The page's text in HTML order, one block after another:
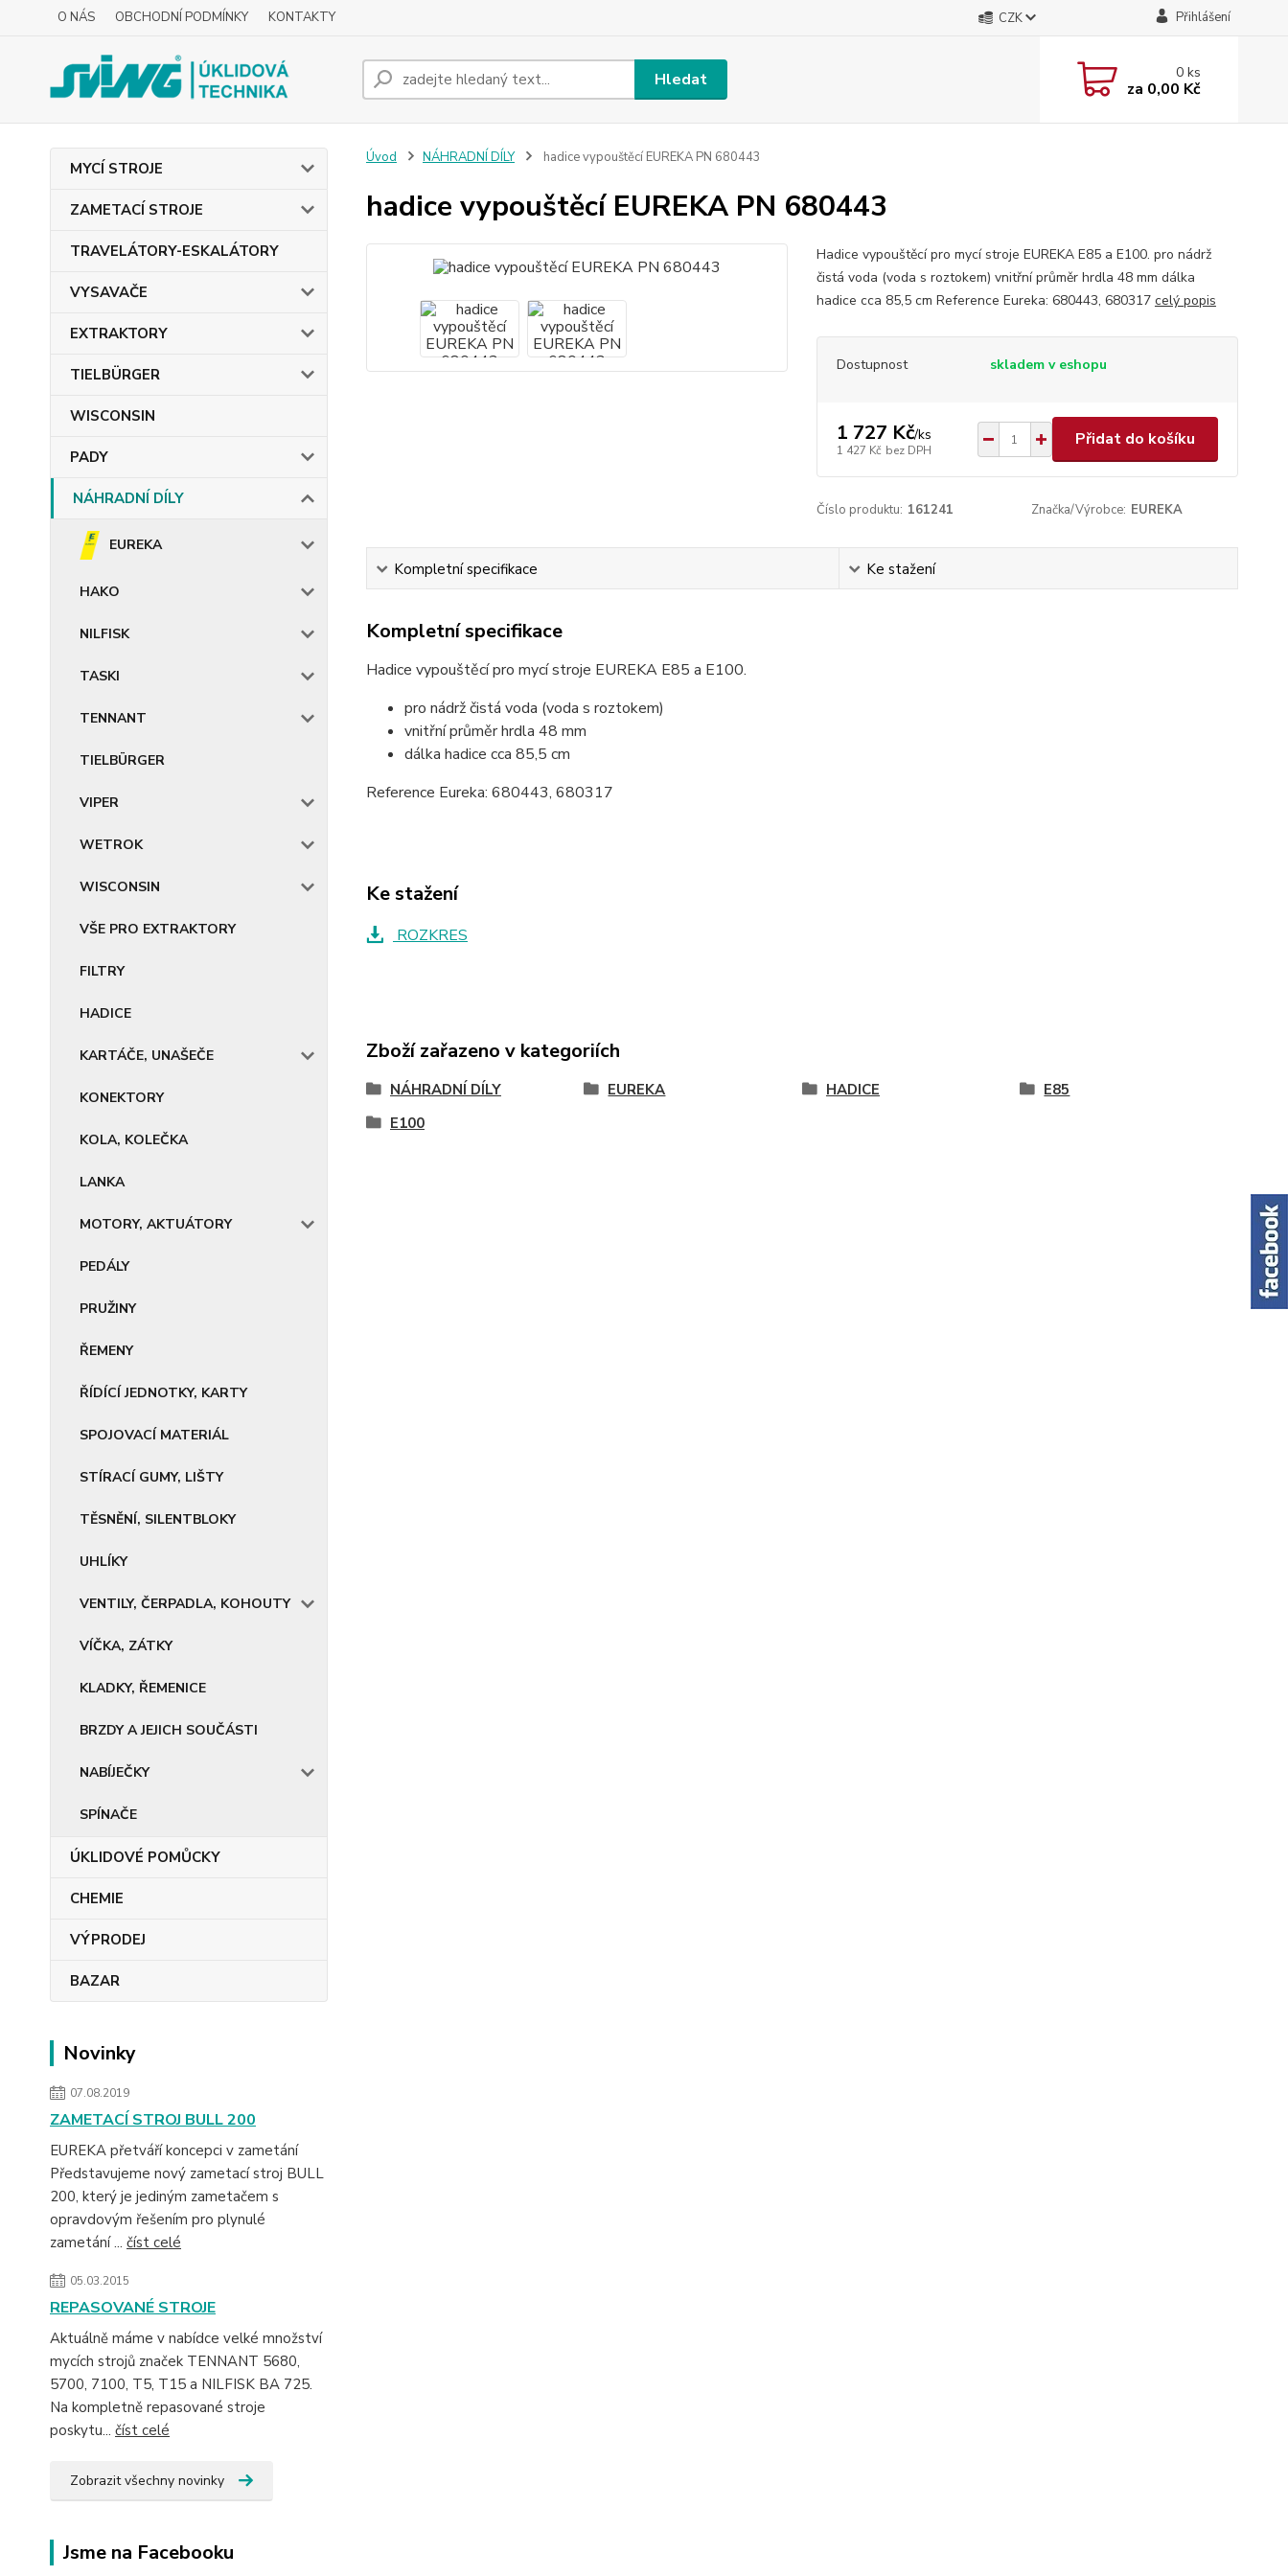
O NÁS OBCHODNÍ PODMÍNKY KONTAKTY CZK Přihlášení
Hledat 0ks
za 0,00 Kč
MYCÍ STROJE
ZAMETACÍ STROJE
TRAVELÁTORY-ESKALÁTORY
VYSAVAČE
EXTRAKTORY
TIELBÜRGER
WISCONSIN
PADY
NÁHRADNÍ DÍLY
EUREKA
HAKO
NILFISK
TASKI
TENNANT
TIELBÜRGER
VIPER
WETROK
WISCONSIN
VŠE PRO EXTRAKTORY
FILTRY
HADICE
KARTÁČE, UNAŠEČE
KONEKTORY
KOLA, KOLEČKA
LANKA
MOTORY, AKTUÁTORY
PEDÁLY
PRUŽINY
ŘEMENY
ŘÍDÍCÍ JEDNOTKY, KARTY
SPOJOVACÍ MATERIÁL
STÍRACÍ GUMY, LIŠTY
TĚSNĚNÍ, SILENTBLOKY
UHLÍKY
VENTILY, ČERPADLA, KOHOUTY
VÍČKA, ZÁTKY
KLADKY, ŘEMENICE
BRZDY A JEJICH SOUČÁSTI
NABÍJEČKY
SPÍNAČE
ÚKLIDOVÉ POMŮCKY
CHEMIE
VÝPRODEJ
BAZAR
Novinky
07.08.2019
ZAMETACÍ STROJ BULL 200
EUREKA přetváří koncepci v zametání
Představujeme nový zametací stroj BULL
200, který je jediným zametačem s
opravdovým řešením pro plynulé
zametání ... číst celé
05.03.2015
REPASOVANÉ STROJE
Aktuálně máme v nabídce velké množství
mycích strojů značek TENNANT 5680,
5700, 7100, T5, T15 a NILFISK BA 725.
Na kompletně repasované stroje
poskytu... číst celé
Zobrazit všechny novinky
Jsme na Facebooku
Úvod NÁHRADNÍ DÍLY hadice vypouštěcí EUREKA PN 680443
hadice vypouštěcí EUREKA PN 680443
Hadice vypouštěcí pro mycí stroje EUREKA E85 a E100. pro nádrž
čistá voda (voda s roztokem) vnitřní průměr hrdla 48 mm dálka
hadice cca 85,5 cm Reference Eureka: 680443, 680317 celý popis
Dostupnost skladem v eshopu
1 727 Kč/ks
1 427 Kč bez DPH
Přidat do košíku
Číslo produktu: 161241 Značka/Výrobce: EUREKA
Kompletní specifikace Ke stažení
Kompletní specifikace
Hadice vypouštěcí pro mycí stroje EUREKA E85 a E100.
pro nádrž čistá voda (voda s roztokem)
vnitřní průměr hrdla 48 mm
dálka hadice cca 85,5 cm
Reference Eureka: 680443, 680317
Ke stažení
ROZKRES
Zboží zařazeno v kategoriích
NÁHRADNÍ DÍLY EUREKA HADICE
E85
E100